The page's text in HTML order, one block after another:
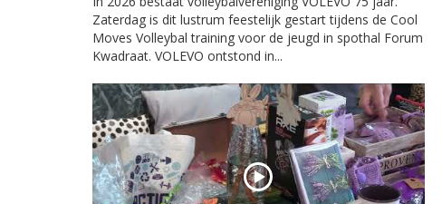
Zaterdag is dit lustrum feestelijk gestart tijdens de Cool
Moves Volleybal training voor de jeugd in spothal Forum
Kwadraat. VOLEVO ontstond in...